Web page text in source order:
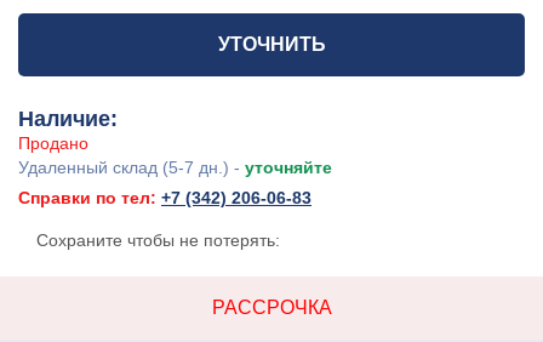
УТОЧНИТЬ
Наличие:
Продано
Удаленный склад (5-7 дн.) - уточняйте
Справки по тел: +7 (342) 206-06-83
Сохраните чтобы не потерять:
РАССРОЧКА